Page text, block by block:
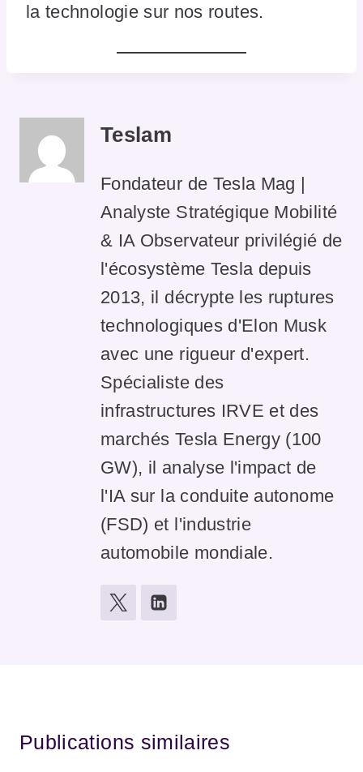
la technologie sur nos routes.
Teslam
Fondateur de Tesla Mag |
Analyste Stratégique Mobilité
& IA Observateur privilégié de
l'écosystème Tesla depuis
2013, il décrypte les ruptures
technologiques d'Elon Musk
avec une rigueur d'expert.
Spécialiste des
infrastructures IRVE et des
marchés Tesla Energy (100
GW), il analyse l'impact de
l'IA sur la conduite autonome
(FSD) et l'industrie
automobile mondiale.
Publications similaires